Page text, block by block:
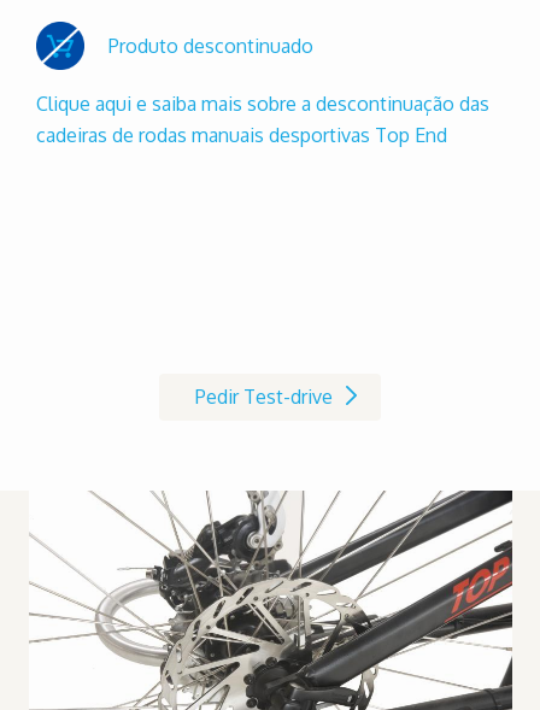
Produto descontinuado
Clique aqui e saiba mais sobre a descontinuação das
cadeiras de rodas manuais desportivas Top End
Pedir Test-drive